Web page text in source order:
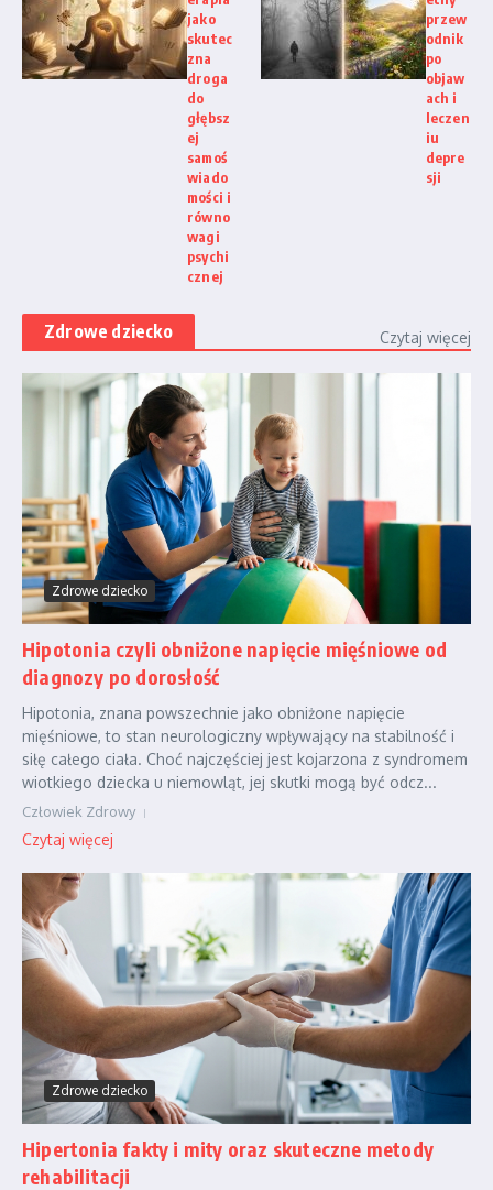
jako
skutec
zna
droga
do
głębsz
ej
samoś
wiado
mości i
równo
wagi
psychi
cznej
przew
odnik
po
objaw
ach i
leczen
iu
depre
sji
Zdrowe dziecko Czytaj więcej
Zdrowe dziecko
Hipotonia czyli obniżone napięcie mięśniowe od
diagnozy po dorosłość
Hipotonia, znana powszechnie jako obniżone napięcie
mięśniowe, to stan neurologiczny wpływający na stabilność i
siłę całego ciała. Choć najczęściej jest kojarzona z syndromem
wiotkiego dziecka u niemowląt, jej skutki mogą być odcz...
Człowiek Zdrowy
Czytaj więcej
Zdrowe dziecko
Hipertonia fakty i mity oraz skuteczne metody
rehabilitacji